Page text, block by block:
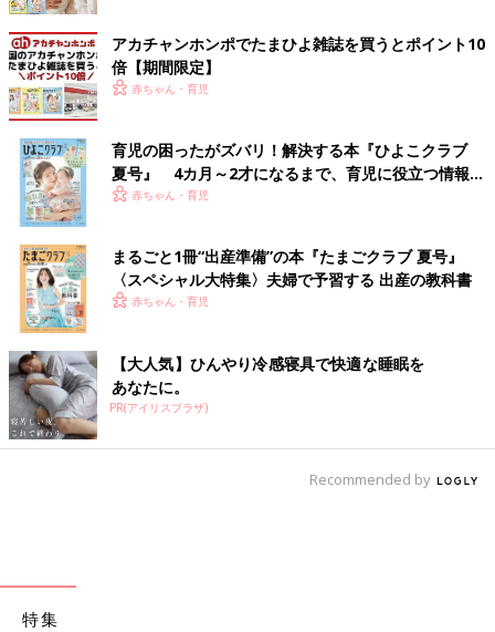
Instagramアカウント「mukun_mama」
子どもって、「ひっぱる」のが大好きですよね！むーくんママさ
んは、セリアの「プロテインシェイカー」と「チェーン」でひっ
ぱりおもちゃを作成。ひっぱるとどんどん出てくることで知的好
奇心が育ちます。腕を引くという動作も自然と身に付きそうで
す！ひっぱりだすことに慣れたら、今度は穴にチェーンを入れて
遊ぶこともできますね。ぐにゃぐにゃ曲がるチェーンを入れるの
は少し難しいけど、その分集中力や手指のコントロールが身に付
きますよ。
でできるつかみあそび
アカチャンホンポでたまひよ雑誌を買うとポイント10
倍【期間限定】
赤ちゃん・育児
育児の困ったがズバリ！解決する本『ひよこクラブ
夏号』 4カ月～2才になるまで、育児に役立つ情報が
いっぱい！
赤ちゃん・育児
まるごと1冊“出産準備”の本『たまごクラブ 夏号』
〈スペシャル大特集〉夫婦で予習する 出産の教科書
赤ちゃん・育児
【大人気】ひんやり冷感寝具で快適な睡眠を
あなたに。
PR(アイリスプラザ)
Recommended by
特集